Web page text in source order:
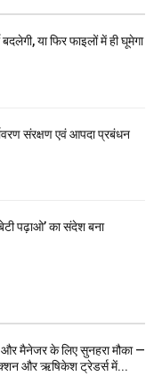
या फिर फाइलों में ही घूमेगा
संरक्षण एवं आपदा प्रबंधन
पढ़ाओ’ का संदेश बना
और मैनेजर के लिए सुनहरा मौका —
और ऋषिकेश ट्रेडर्स में...